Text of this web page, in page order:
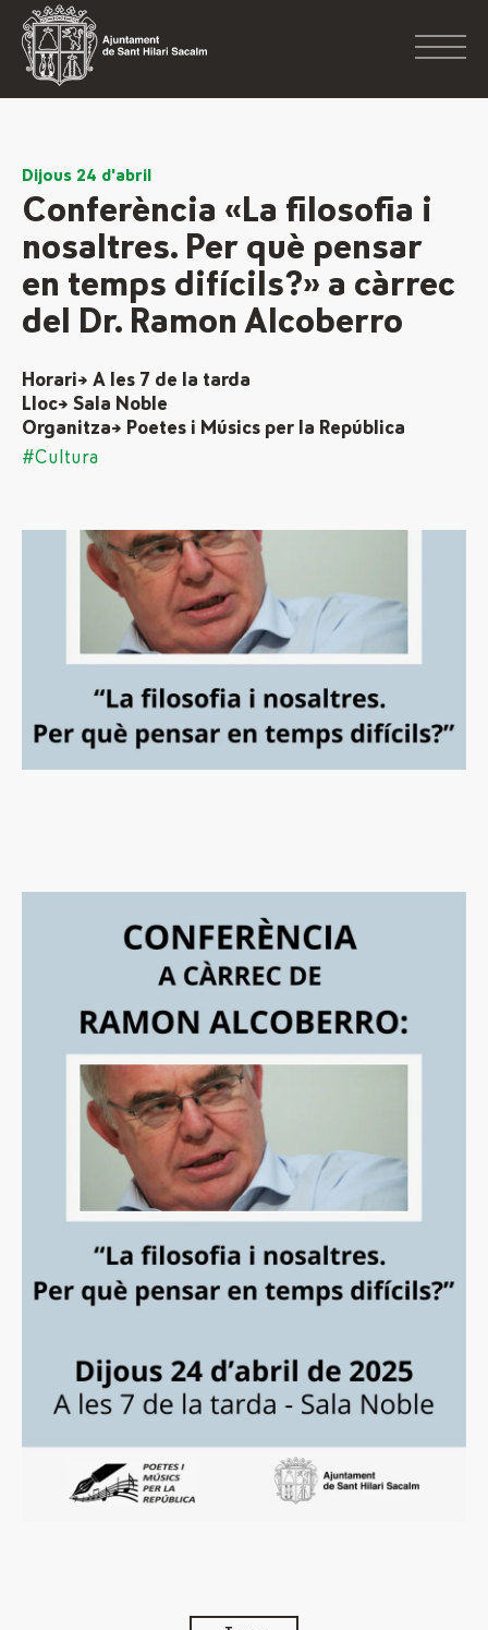
Dijous 24 d'abril
Conferència «La filosofia i
nosaltres. Per què pensar
en temps difícils?» a càrrec
del Dr. Ramon Alcoberro
Horari→ A les 7 de la tarda
Lloc→ Sala Noble
Organitza→ Poetes i Músics per la República
#Cultura